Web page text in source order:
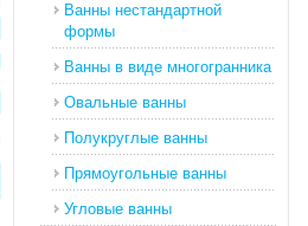
Ванны нестандартной
формы
Ванны в виде многогранника
Овальные ванны
Полукруглые ванны
Прямоугольные ванны
Угловые ванны